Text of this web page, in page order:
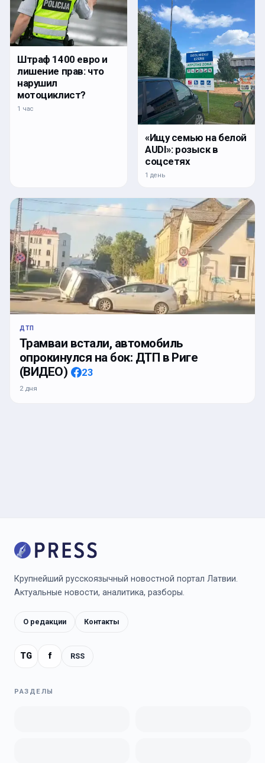
Штраф 1400 евро и
лишение прав: что
нарушил
мотоциклист?
1 час
«Ищу семью на белой
AUDI»: розыск в
соцсетях
1 день
ДТП
Трамваи встали, автомобиль
опрокинулся на бок: ДТП в Риге
(ВИДЕО)
23
2 дня
Крупнейший русскоязычный новостной портал Латвии.
Актуальные новости, аналитика, разборы.
О редакции Контакты
TG f RSS
РАЗДЕЛЫ